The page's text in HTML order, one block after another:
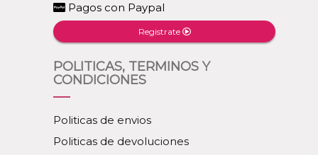
Pagos con Paypal
Registrate
POLITICAS, TERMINOS Y
CONDICIONES
Politicas de envios
Politicas de devoluciones